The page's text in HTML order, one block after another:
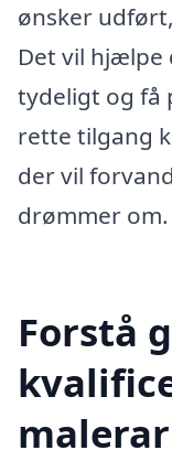
ønsker
Det vil hjælpe
tydeligt og få
rette tilgang
der vil
drømmer om.
Forstå